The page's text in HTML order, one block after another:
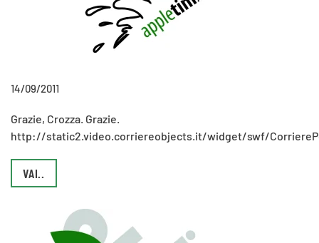
14/09/2011
Grazie, Crozza. Grazie.
http://static2.video.corriereobjects.it/widget/swf/
VAI..